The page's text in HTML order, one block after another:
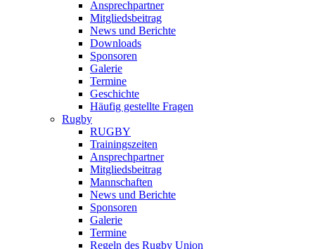
Ansprechpartner
Mitgliedsbeitrag
News und Berichte
Downloads
Sponsoren
Galerie
Termine
Geschichte
Häufig gestellte Fragen
Rugby
RUGBY
Trainingszeiten
Ansprechpartner
Mitgliedsbeitrag
Mannschaften
News und Berichte
Sponsoren
Galerie
Termine
Regeln des Rugby Union